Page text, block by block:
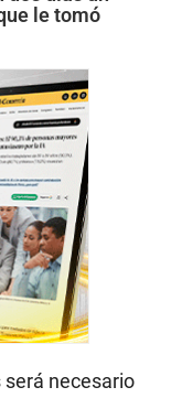
le tomó
necesario